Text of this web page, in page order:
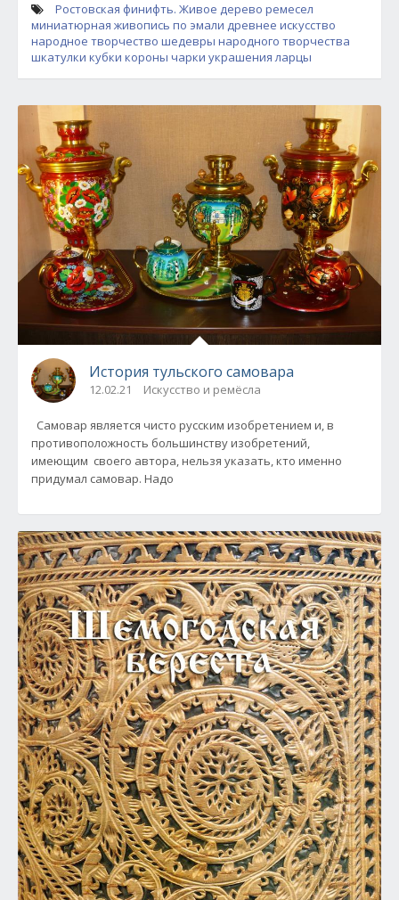
Ростовская финифть. Живое дерево ремесел
миниатюрная живопись по эмали древнее искусство
народное творчество шедевры народного творчества
шкатулки кубки короны чарки украшения ларцы
История тульского самовара
12.02.21 Искусство и ремёсла
Самовар является чисто русским изобретением и, в
противоположность большинству изобретений,
имеющим своего автора, нельзя указать, кто именно
придумал самовар. Надо